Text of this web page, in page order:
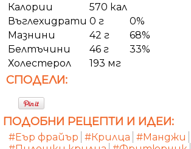
Калории
570 кал
Въглехидрати 0 г
0%
Мазнини
42 г
68%
Белтъчини
46 г
33%
Холестерол
193 мг
СПОДЕЛИ:
ПОДОБНИ РЕЦЕПТИ И ИДЕИ:
#Еър фрайър #Крилца #Манджи